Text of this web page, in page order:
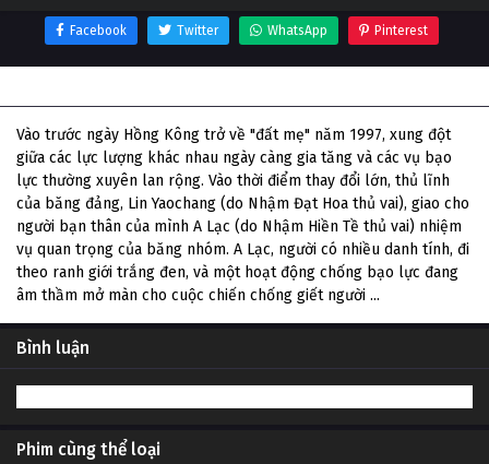
Facebook Twitter WhatsApp Pinterest
Vào trước ngày Hồng Kông trở về "đất mẹ" năm 1997, xung đột
giữa các lực lượng khác nhau ngày càng gia tăng và các vụ bạo
lực thường xuyên lan rộng. Vào thời điểm thay đổi lớn, thủ lĩnh
của băng đảng, Lin Yaochang (do Nhậm Đạt Hoa thủ vai), giao cho
người bạn thân của mình A Lạc (do Nhậm Hiền Tề thủ vai) nhiệm
vụ quan trọng của băng nhóm. A Lạc, người có nhiều danh tính, đi
theo ranh giới trắng đen, và một hoạt động chống bạo lực đang
âm thầm mở màn cho cuộc chiến chống giết người ...
Bình luận
Phim cùng thể loại